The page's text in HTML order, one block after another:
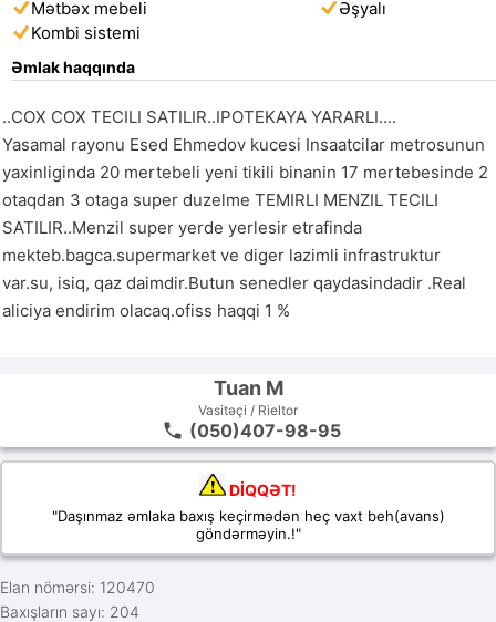
Mətbəx mebeli
Əşyalı
Kombi sistemi
Əmlak haqqında
..COX COX TECILI SATILIR..IPOTEKAYA YARARLI....
Yasamal rayonu Esed Ehmedov kucesi Insaatcilar metrosunun
yaxinliginda 20 mertebeli yeni tikili binanin 17 mertebesinde 2
otaqdan 3 otaga super duzelme TEMIRLI MENZIL TECILI
SATILIR..Menzil super yerde yerlesir etrafinda
mekteb.bagca.supermarket ve diger lazimli infrastruktur
var.su, isiq, qaz daimdir.Butun senedler qaydasindadir .Real
aliciya endirim olacaq.ofiss haqqi 1 %
Tuan M
Vasitəçi / Rieltor
(050)407-98-95
DİQQƏT!
"Daşınmaz əmlaka baxış keçirmədən heç vaxt beh(avans)
göndərməyin.!"
Elan nömərsi: 120470
Baxışların sayı: 204